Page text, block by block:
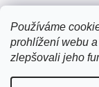
Používáme
prohlížení webu
zlepšovali jeho